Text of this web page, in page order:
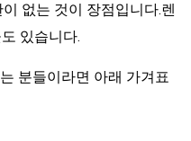
없는 것이 장점입니다.렌
있습니다.
분들이라면 아래 가겨표